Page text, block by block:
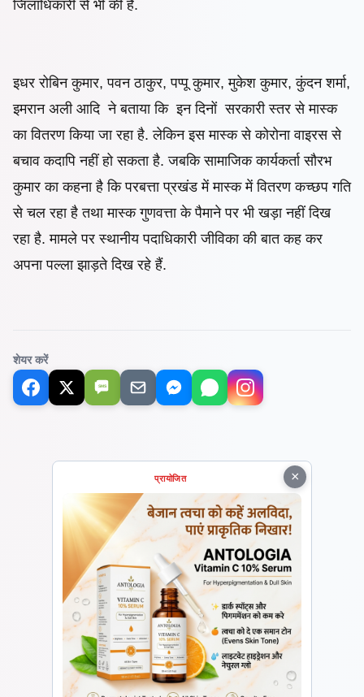
जिलाधिकारी से भी की है.
इधर रोबिन कुमार, पवन ठाकुर, पप्पू कुमार, मुकेश कुमार, कुंदन शर्मा,
इमरान अली आदि ने बताया कि इन दिनों सरकारी स्तर से मास्क
का वितरण किया जा रहा है. लेकिन इस मास्क से कोरोना वाइरस से
बचाव कदापि नहीं हो सकता है. जबकि सामाजिक कार्यकर्ता सौरभ
कुमार का कहना है कि परबत्ता प्रखंड में मास्क में वितरण कच्छप गति
से चल रहा है तथा मास्क गुणवत्ता के पैमाने पर भी खड़ा नहीं दिख
रहा है. मामले पर स्थानीय पदाधिकारी जीविका की बात कह कर
अपना पल्ला झाड़ते दिख रहे हैं.
शेयर करें
SMS
×
प्रायोजित